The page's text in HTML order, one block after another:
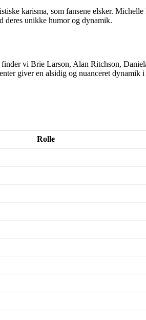
karisma, som fansene elsker.
deres unikke humor og dynamik.
vi Brie Larson, Alan Ritchson,
giver en alsidig og nuanceret dynamik
Rolle